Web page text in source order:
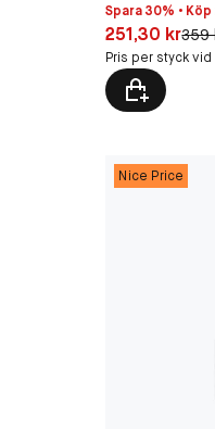
Spara 30% • Köp
Pris: 251,30 kr
251,30 kr359
Pris per styck
Nice Price